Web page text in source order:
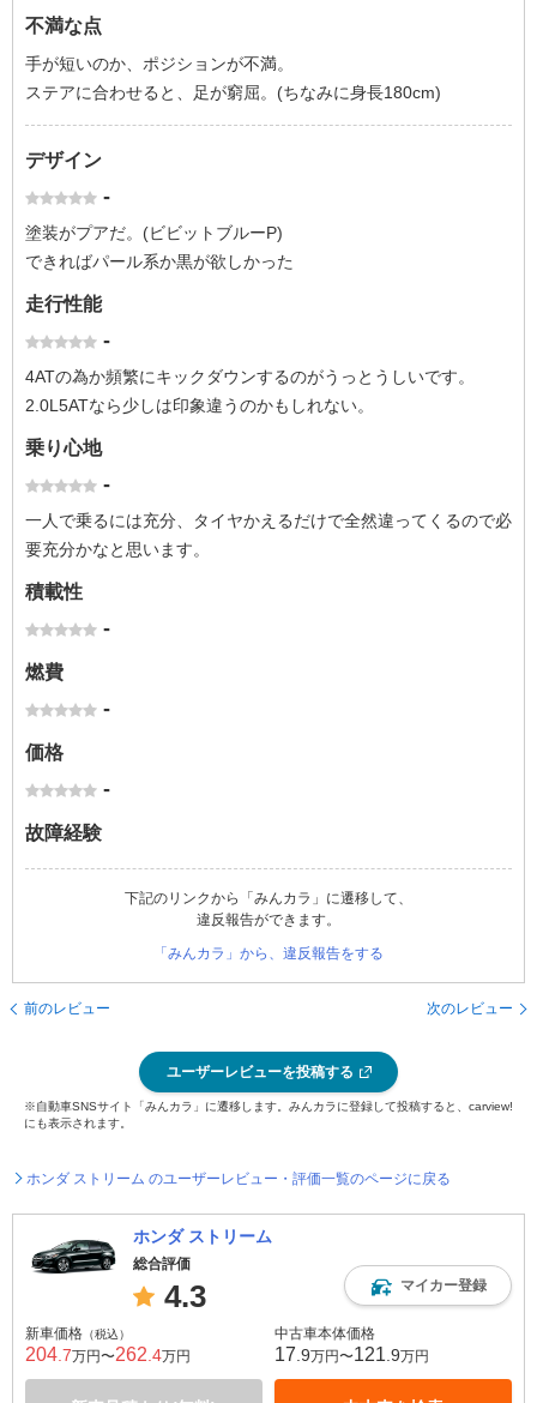
不満な点
手が短いのか、ポジションが不満。
ステアに合わせると、足が窮屈。(ちなみに身長180cm)
デザイン
-
塗装がプアだ。(ビビットブルーP)
できればパール系か黒が欲しかった
走行性能
-
4ATの為か頻繁にキックダウンするのがうっとうしいです。
2.0L5ATなら少しは印象違うのかもしれない。
乗り心地
-
一人で乗るには充分、タイヤかえるだけで全然違ってくるので必
要充分かなと思います。
積載性
-
燃費
-
価格
-
故障経験
下記のリンクから「みんカラ」に遷移して、
違反報告ができます。
「みんカラ」から、違反報告をする
前のレビュー 次のレビュー
ユーザーレビューを投稿する
※自動車SNSサイト「みんカラ」に遷移します。みんカラに登録して投稿すると、carview!
にも表示されます。
ホンダ ストリーム のユーザーレビュー・評価一覧のページに戻る
ホンダ ストリーム
総合評価
4.3 マイカー登録
新車価格 （税込）
204 .7万円〜262 .4万円
中古車本体価格
17 .9万円〜121 .9万円